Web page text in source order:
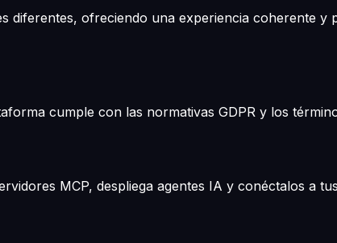
diferentes, ofreciendo una experiencia coherente y
cumple con las normativas GDPR y los
MCP, despliega agentes IA y conéctalos a